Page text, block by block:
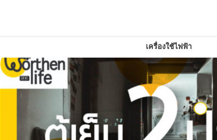
เครื่องใช้ไฟฟ้า
ตู้เย็น